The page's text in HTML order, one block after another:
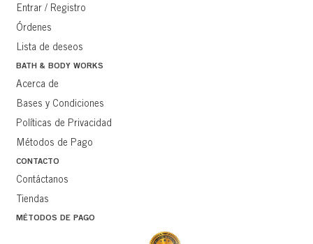
Entrar / Registro
Órdenes
Lista de deseos
BATH & BODY WORKS
Acerca de
Bases y Condiciones
Políticas de Privacidad
Métodos de Pago
CONTACTO
Contáctanos
Tiendas
MÉTODOS DE PAGO